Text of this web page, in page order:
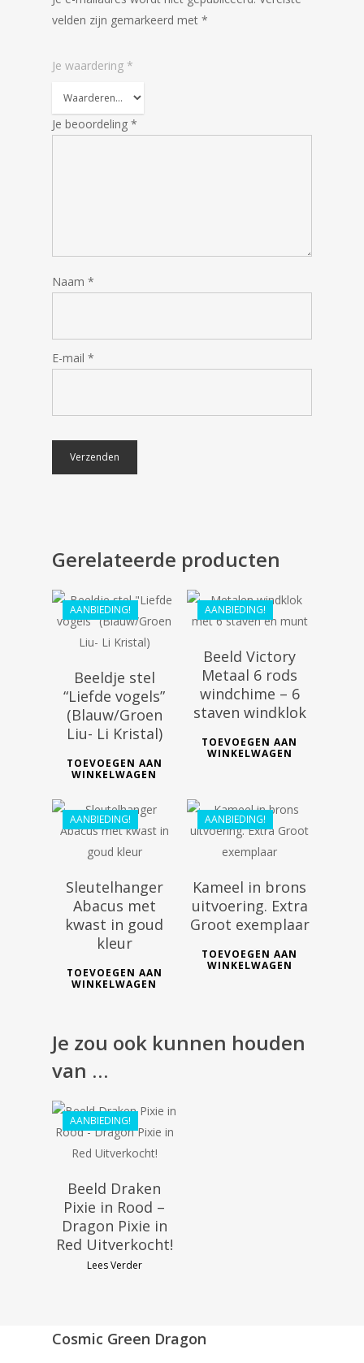
velden zijn gemarkeerd met *
Je waardering *
Je beoordeling *
Naam *
E-mail *
Gerelateerde producten
AANBIEDING!
€288.99
Beeldje stel
“Liefde vogels”
(Blauw/Groen
Liu- Li Kristal)
TOEVOEGEN AAN
WINKELWAGEN
AANBIEDING!
Beeld Victory
Metaal 6 rods
windchime – 6
staven windklok
TOEVOEGEN AAN
WINKELWAGEN
AANBIEDING!
€29.99
€26.99
Sleutelhanger
Abacus met
kwast in goud
kleur
TOEVOEGEN AAN
WINKELWAGEN
AANBIEDING!
€88.82
Kameel in brons
uitvoering. Extra
Groot exemplaar
TOEVOEGEN AAN
WINKELWAGEN
Je zou ook kunnen houden
van …
AANBIEDING!
168.99
Beeld Draken
Pixie in Rood –
Dragon Pixie in
Red Uitverkocht!
Lees Verder
Cosmic Green Dragon